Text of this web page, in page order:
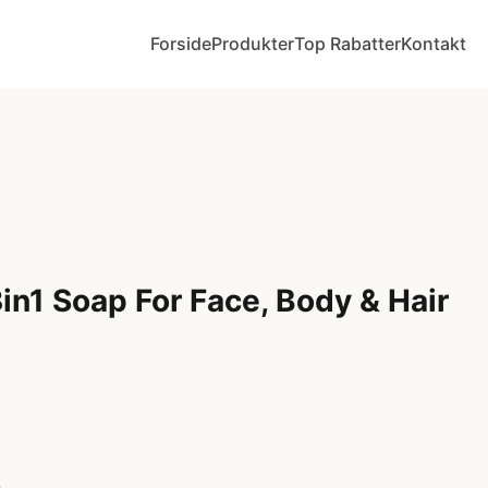
ForsideProdukterTop RabatterKontakt
Soap For Face, Body & Hair